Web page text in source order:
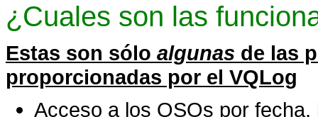
¿Cuales son las
Estas son sólo algunas de las
proporcionadas por el VQLog
Acceso a los QSOs por